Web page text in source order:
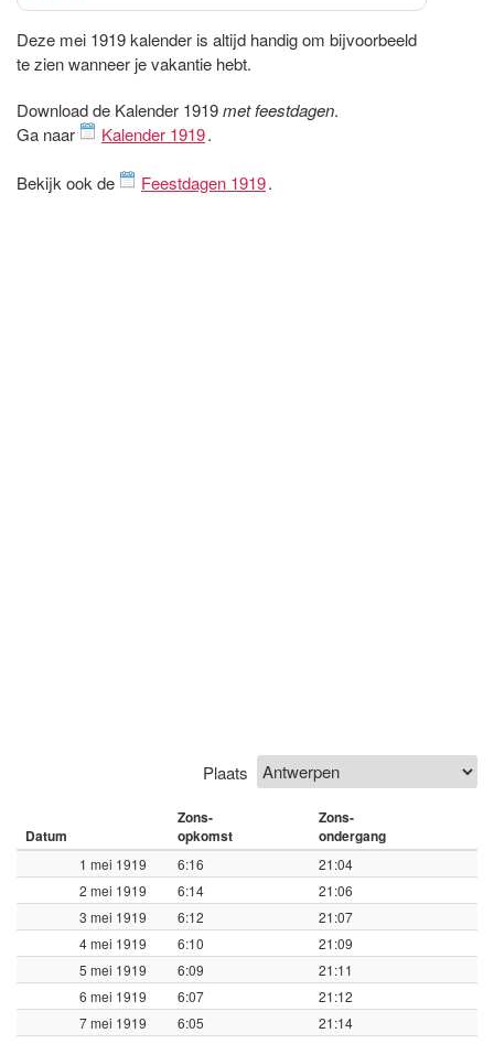
Deze mei 1919 kalender is altijd handig om bijvoorbeeld
te zien wanneer je vakantie hebt.
Download de Kalender 1919met feestdagen.
Ga naar
Kalender 1919.
Bekijk ook de Feestdagen 1919.
Plaats
Datum
Zons-
opkomst
Zons-
ondergang
1 mei 1919 6:16
21:04
2 mei 1919
6:14
21:06
3 mei 1919
6:12
21:07
4 mei 1919
6:10
21:09
5 mei 1919
6:09
21:11
6 mei 1919
6:07
21:12
7 mei 1919
6:05
21:14